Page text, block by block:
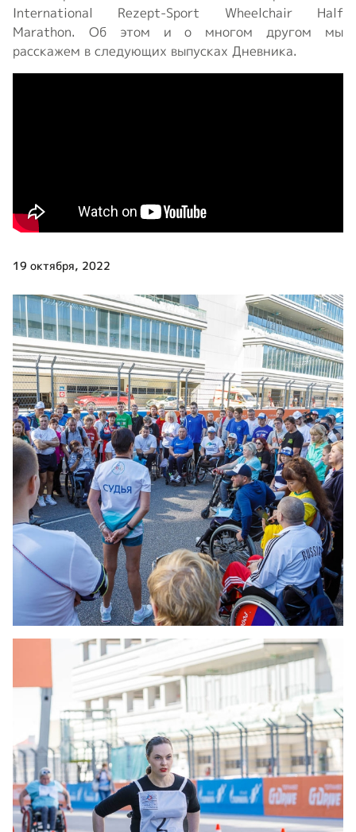
International Rezept-Sport Wheelchair Half
Marathon. Об этом и о многом другом мы
расскажем в следующих выпусках Дневника.
19 октября, 2022